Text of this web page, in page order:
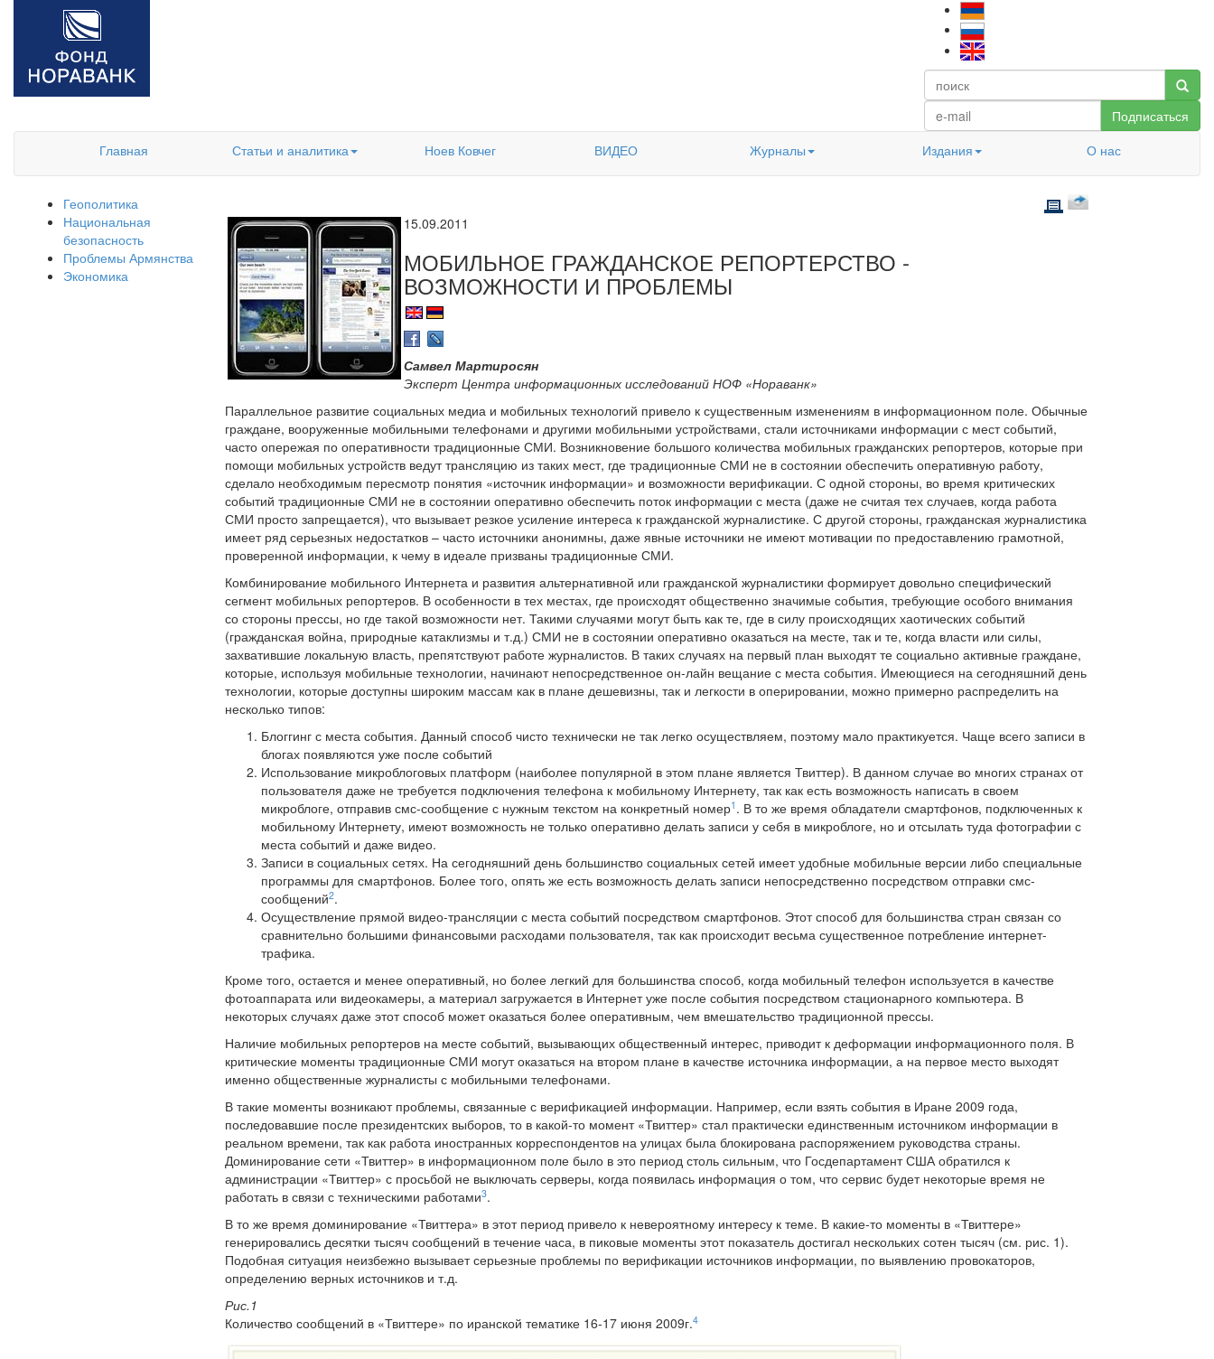
Подписаться
Главная
Статьи и аналитика Ноев Ковчег ВИДЕО Журналы Издания О нас
Геополитика
Национальная
безопасность
Проблемы Армянства
Экономика
15.09.2011
МОБИЛЬНОЕ ГРАЖДАНСКОЕ РЕПОРТЕРСТВО -
ВОЗМОЖНОСТИ И ПРОБЛЕМЫ
Самвел Мартиросян
Эксперт Центра информационных исследований НОФ «Нораванк»
Параллельное развитие социальных медиа и мобильных технологий привело к существенным изменениям в информационном поле. Обычные
граждане, вооруженные мобильными телефонами и другими мобильными устройствами, стали источниками информации с мест событий,
часто опережая по оперативности традиционные СМИ. Возникновение большого количества мобильных гражданских репортеров, которые при
помощи мобильных устройств ведут трансляцию из таких мест, где традиционные СМИ не в состоянии обеспечить оперативную работу,
сделало необходимым пересмотр понятия «источник информации» и возможности верификации. С одной стороны, во время критических
событий традиционные СМИ не в состоянии оперативно обеспечить поток информации с места (даже не считая тех случаев, когда работа
СМИ просто запрещается), что вызывает резкое усиление интереса к гражданской журналистике. С другой стороны, гражданская журналистика
имеет ряд серьезных недостатков – часто источники анонимны, даже явные источники не имеют мотивации по предоставлению грамотной,
проверенной информации, к чему в идеале призваны традиционные СМИ.
Комбинирование мобильного Интернета и развития альтернативной или гражданской журналистики формирует довольно специфический
сегмент мобильных репортеров. В особенности в тех местах, где происходят общественно значимые события, требующие особого внимания
со стороны прессы, но где такой возможности нет. Такими случаями могут быть как те, где в силу происходящих хаотических событий
(гражданская война, природные катаклизмы и т.д.) СМИ не в состоянии оперативно оказаться на месте, так и те, когда власти или силы,
захватившие локальную власть, препятствуют работе журналистов. В таких случаях на первый план выходят те социально активные граждане,
которые, используя мобильные технологии, начинают непосредственное он-лайн вещание с места события. Имеющиеся на сегодняшний день
технологии, которые доступны широким массам как в плане дешевизны, так и легкости в оперировании, можно примерно распределить на
несколько типов:
Блоггинг с места события. Данный способ чисто технически не так легко осуществляем, поэтому мало практикуется. Чаще всего записи в
блогах появляются уже после событий
Использование микроблоговых платформ (наиболее популярной в этом плане является Твиттер). В данном случае во многих странах от
пользователя даже не требуется подключения телефона к мобильному Интернету, так как есть возможность написать в своем
микроблоге, отправив смс-сообщение с нужным текстом на конкретный номер1 . В то же время обладатели смартфонов, подключенных к
мобильному Интернету, имеют возможность не только оперативно делать записи у себя в микроблоге, но и отсылать туда фотографии с
места событий и даже видео.
Записи в социальных сетях. На сегодняшний день большинство социальных сетей имеет удобные мобильные версии либо специальные
программы для смартфонов. Более того, опять же есть возможность делать записи непосредственно посредством отправки смс-
сообщений2.
Осуществление прямой видео-трансляции с места событий посредством смартфонов. Этот способ для большинства стран связан со
сравнительно большими финансовыми расходами пользователя, так как происходит весьма существенное потребление интернет-
трафика.
Кроме того, остается и менее оперативный, но более легкий для большинства способ, когда мобильный телефон используется в качестве
фотоаппарата или видеокамеры, а материал загружается в Интернет уже после события посредством стационарного компьютера. В
некоторых случаях даже этот способ может оказаться более оперативным, чем вмешательство традиционной прессы.
Наличие мобильных репортеров на месте событий, вызывающих общественный интерес, приводит к деформации информационного поля. В
критические моменты традиционные СМИ могут оказаться на втором плане в качестве источника информации, а на первое место выходят
именно общественные журналисты с мобильными телефонами.
В такие моменты возникают проблемы, связанные с верификацией информации. Например, если взять события в Иране 2009 года,
последовавшие после президентских выборов, то в какой-то момент «Твиттер» стал практически единственным источником информации в
реальном времени, так как работа иностранных корреспондентов на улицах была блокирована распоряжением руководства страны.
Доминирование сети «Твиттер» в информационном поле было в это период столь сильным, что Госдепартамент США обратился к
администрации «Твиттер» с просьбой не выключать серверы, когда появилась информация о том, что сервис будет некоторые время не
работать в связи с техническими работами3.
В то же время доминирование «Твиттера» в этот период привело к невероятному интересу к теме. В какие-то моменты в «Твиттере»
генерировались десятки тысяч сообщений в течение часа, в пиковые моменты этот показатель достигал нескольких сотен тысяч (см. рис. 1).
Подобная ситуация неизбежно вызывает серьезные проблемы по верификации источников информации, по выявлению провокаторов,
определению верных источников и т.д.
Рис.1
Количество сообщений в «Твиттере» по иранской тематике 16-17 июня 2009г.4